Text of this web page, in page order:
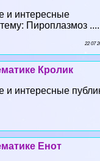
и интересные
Пироплазмоз ....
22 07
Кролик
и интересные
Енот